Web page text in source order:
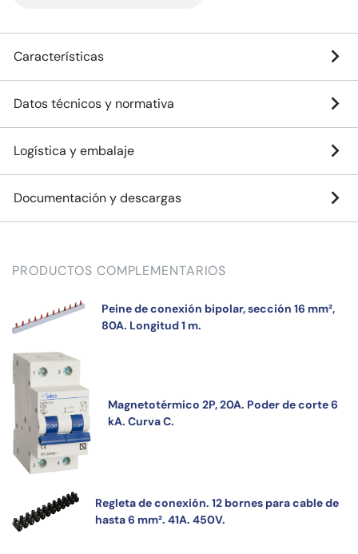
Características
Datos técnicos y normativa
Logística y embalaje
Documentación y descargas
PRODUCTOS COMPLEMENTARIOS
Peine de conexión bipolar, sección 16 mm²,
80A. Longitud 1 m.
Magnetotérmico 2P, 20A. Poder de corte 6
kA. Curva C.
Regleta de conexión. 12 bornes para cable de
hasta 6 mm². 41A. 450V.